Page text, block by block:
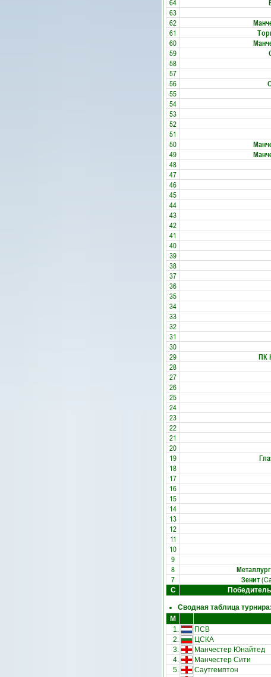
64
63
62
61
60
59
58
57
56
55
54
53
52
51
50
49
48
47
46
45
44
43
42
41
40
39
38
37
36
35
34
33
32
31
30
29
ПК
28
27
26
25
24
23
22
21
20
19
18
17
16
15
14
13
12
11
10
9
8
Металлург
7
Зенит
С Победитель
Сводная таблица турнира:
М
1.
ПСВ
2.
ЦСКА
3.
Манчестер Юнайтед
4.
Манчестер Сити
5.
Саутгемптон